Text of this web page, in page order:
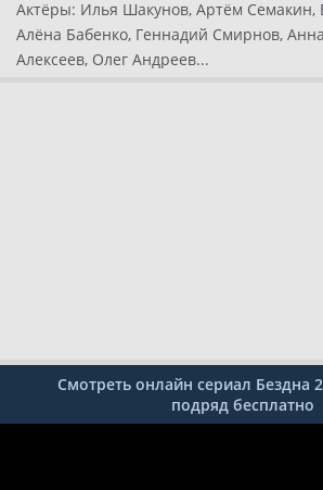
Актёры: Илья Шакунов, Артём Семакин,
Алёна Бабенко, Геннадий Смирнов,
Алексеев, Олег Андреев...
Смотреть онлайн сериал Бездна
подряд бесплатно